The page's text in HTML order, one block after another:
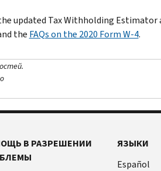
updated Tax Withholding Estimator
the FAQs on the 2020 Form W-4.
В РАЗРЕШЕНИИ
ЯЗЫКИ
Español